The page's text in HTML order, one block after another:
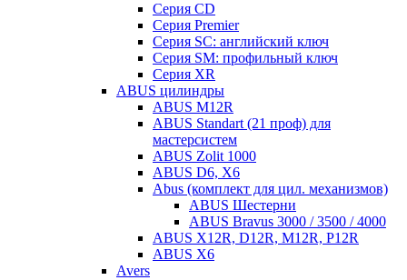
Серия CD
Серия Premier
Серия SC: английский ключ
Серия SM: профильный ключ
Серия XR
ABUS цилиндры
ABUS M12R
ABUS Standart (21 проф) для
мастерсистем
ABUS Zolit 1000
ABUS D6, X6
Abus (комплект для цил. механизмов)
ABUS Шестерни
ABUS Bravus 3000 / 3500 / 4000
ABUS X12R, D12R, M12R, P12R
ABUS X6
Avers